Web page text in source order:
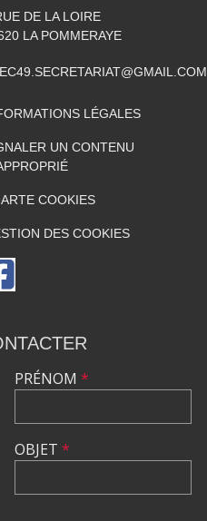
DE LA LOIRE
LA POMMERAYE
LÉGALES
UN CONTENU
COOKIES
DES COOKIES
PRÉNOM *
OBJET *